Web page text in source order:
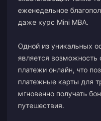
еженедельное
даже курс Mini MBA.
Одной из уникальных
является
платежи онлайн, что
платежные карты для
мгновенно получать
путешествия.